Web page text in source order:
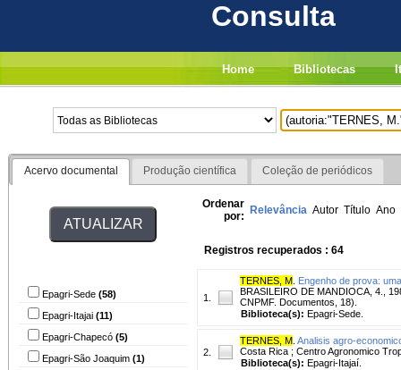
Consulta
Home Bibliotecas
Acervo documental Produção científica Coleção de periódicos
Epagri-Sede (58)
Epagri-Itajai (11)
Epagri-Chapecó (5)
Epagri-São Joaquim (1)
Ordenar
por: Relevância Autor Título Ano
Registros recuperados : 64
1.
TERNES, M Engenho de prova:
BRASILEIRO DE MANDIOCA, 4.,
CNPMF. Documentos, 18).
Biblioteca(s): Epagri-Sede.
2.
TERNES, M Analisis agro-
Costa Rica ; Centro Agronomico
Biblioteca(s): Epagri-Itajaí.